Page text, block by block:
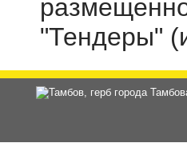
"Тендеры"